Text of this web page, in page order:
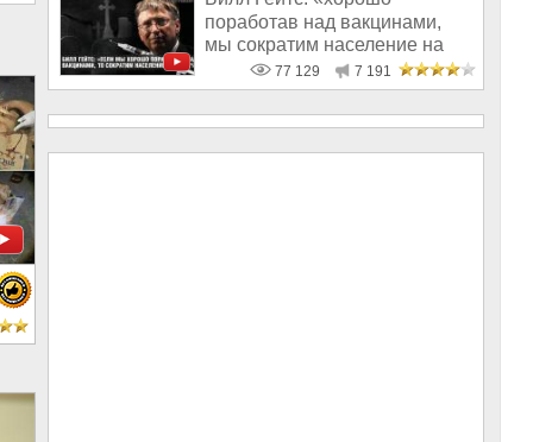
поработав над вакцинами,
мы сократим население на
10-15%»77 129 7 191